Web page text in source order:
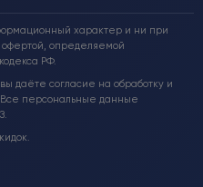
характер и ни при
офертой, определяемой
РФ.
даёте согласие на обработку и
персональные данные